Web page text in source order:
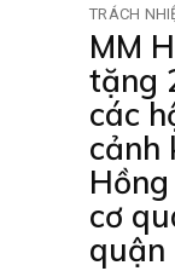
TRÁCH
MM
tặng
các
cảnh
cơ
quận